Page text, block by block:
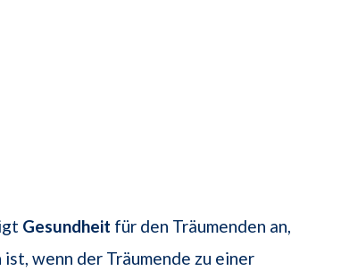
Gesundheit für den Träumenden an,
wenn der Träumende zu einer